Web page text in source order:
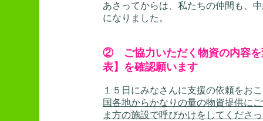
あさってからは、私たちの仲間も、
になりました。
② ご協力いただく物資の内容を
表】を確認願います
１５日にみなさんに支援の依頼をお
国各地からかなりの量の物資提供に
ま方の施設で呼びかけをしてくださ